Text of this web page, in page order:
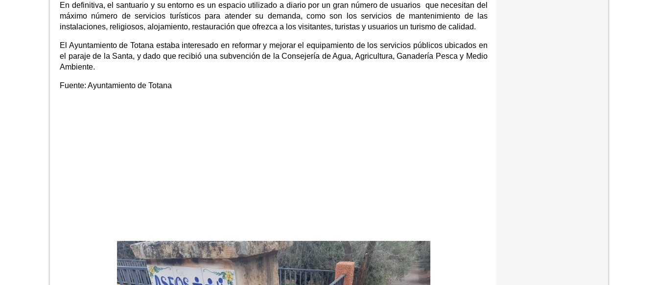
En definitiva, el santuario y su entorno es un espacio utilizado a diario por un gran número de usuarios que necesitan del
máximo número de servicios turísticos para atender su demanda, como son los servicios de mantenimiento de las
instalaciones, religiosos, alojamiento, restauración que ofrezca a los visitantes, turistas y usuarios un turismo de calidad.
El Ayuntamiento de Totana estaba interesado en reformar y mejorar el equipamiento de los servicios públicos ubicados en
el paraje de la Santa, y dado que recibió una subvención de la Consejería de Agua, Agricultura, Ganadería Pesca y Medio
Ambiente.
Fuente: Ayuntamiento de Totana